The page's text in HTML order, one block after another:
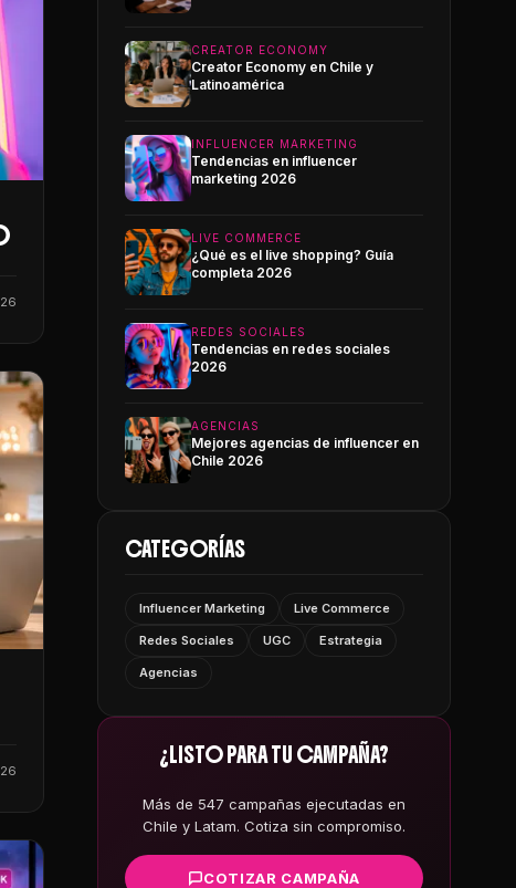
CREATOR ECONOMY
Creator Economy en Chile y
Latinoamérica
INFLUENCER MARKETING
Tendencias en influencer
marketing 2026
LIVE COMMERCE
¿Qué es el live shopping? Guía
completa 2026
REDES SOCIALES
Tendencias en redes sociales
2026
AGENCIAS
Mejores agencias de influencer en
Chile 2026
CATEGORÍAS
Influencer Marketing Live Commerce
Redes Sociales UGC Estrategia
Agencias
¿LISTO PARA TU CAMPAÑA?
Más de 547 campañas ejecutadas en
Chile y Latam. Cotiza sin compromiso.
COTIZAR CAMPAÑA